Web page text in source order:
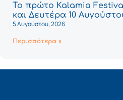
Το πρώτο Kalamia
και Δευτέρα 10
5 Αυγούστου, 2026
Περισσότερα »